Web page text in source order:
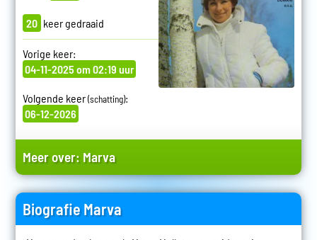
20 keer gedraaid
Vorige keer:
04-11-2025 om 02:19 uur
Volgende keer(schatting):
06-12-2026
Meer over: Marva
Biografie Marva